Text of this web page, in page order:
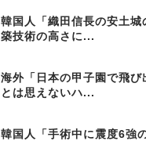
韓国人「織田信長の安土城
築技術の高さに...
海外「日本の甲子園で飛び
とは思えないハ...
韓国人「手術中に震度6強